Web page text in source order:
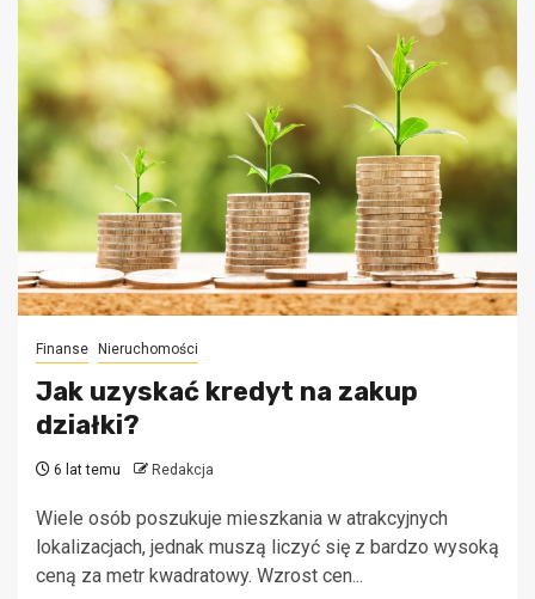
Finanse Nieruchomości
Jak uzyskać kredyt na zakup
działki?
6 lat temu Redakcja
Wiele osób poszukuje mieszkania w atrakcyjnych
lokalizacjach, jednak muszą liczyć się z bardzo wysoką
ceną za metr kwadratowy. Wzrost cen...